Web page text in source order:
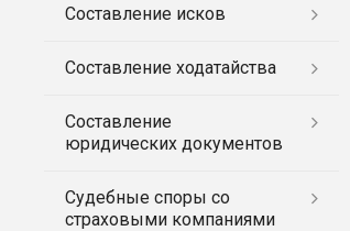
Составление исков
Составление ходатайства
Составление
юридических документов
Судебные споры со
страховыми компаниями